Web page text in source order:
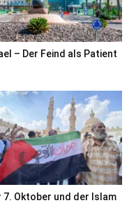
– Der Feind als Patient
7. Oktober und der Islam